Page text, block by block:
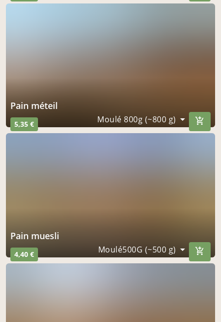
Pain méteil
5,35 € Moulé 800g (~800 g)
Pain muesli
4,40 € Moulé500G (~500 g)